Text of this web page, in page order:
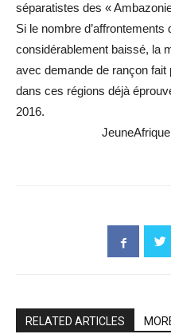
séparatistes des «
Si le nombre
considérablement baissé, la
avec demande de rançon
dans ces régions déjà
2016.
JeuneAfrique
RELATED ARTICLES